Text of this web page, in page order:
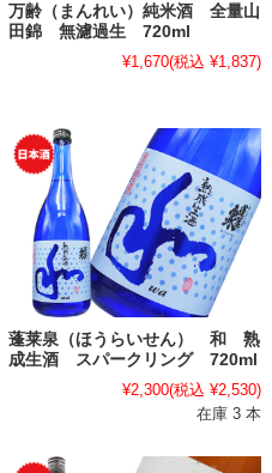
万齢（まんれい）純米酒 全量山
田錦 無濾過生 720ml
¥1,670(税込 ¥1,837)
蓬莱泉（ほうらいせん） 和 熟
成生酒 スパークリング 720ml
¥2,300(税込 ¥2,530)
在庫 3 本